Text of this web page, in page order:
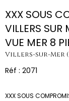
XXX SOUS
VILLERS SUR
VUE MER 8
Villers-sur-Mer
Réf : 2071
XXX SOUS